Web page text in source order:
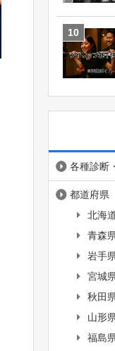
各種診断
都道府県
北海
青森
岩手
宮城
秋田
山形
福島